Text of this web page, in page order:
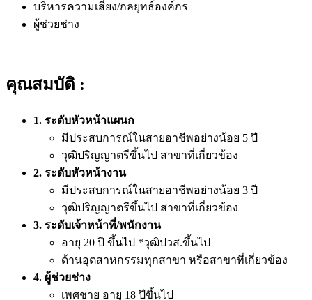
บริหารความเสี่ยง/กลยุทธ์องค์กร
ผู้ช่วยช่าง
คุณสมบัติ :
1. ระดับหัวหน้าแผนก
มีประสบการณ์ในสายอาชีพอย่างน้อย 5 ปี
วุฒิปริญญาตรีขึ้นไป สาขาที่เกี่ยวข้อง
2. ระดับหัวหน้างาน
มีประสบการณ์ในสายอาชีพอย่างน้อย 3 ปี
วุฒิปริญญาตรีขึ้นไป สาขาที่เกี่ยวข้อง
3. ระดับเจ้าหน้าที่/พนักงาน
อายุ 20 ปี ขึ้นไป *วุฒิปวส.ขึ้นไป
ด้านอุตสาหกรรมทุกสาขา หรือสาขาที่เกี่ยวข้อง
4. ผู้ช่วยช่าง
เพศชาย อายุ 18 ปีขึ้นไป